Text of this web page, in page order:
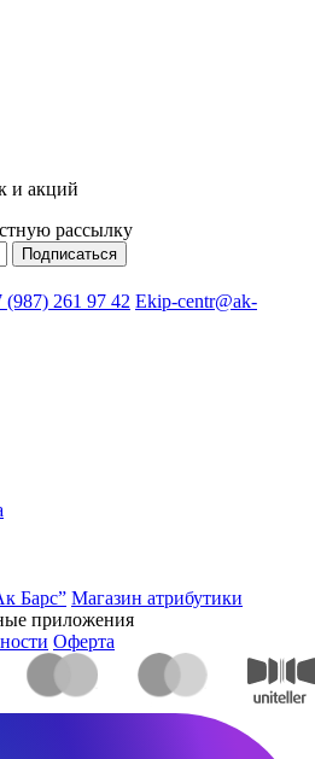
и акций
рассылку
Подписаться
(987) 261 97 42 Ekip-centr@ak-
Барс” Магазин атрибутики
приложения
Оферта